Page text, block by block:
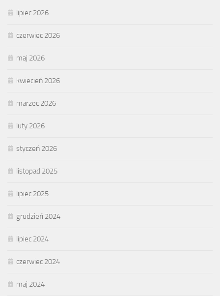
lipiec 2026
czerwiec 2026
maj 2026
kwiecień 2026
marzec 2026
luty 2026
styczeń 2026
listopad 2025
lipiec 2025
grudzień 2024
lipiec 2024
czerwiec 2024
maj 2024